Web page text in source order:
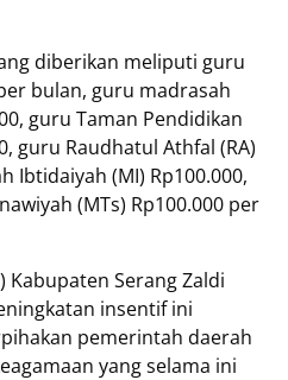
diberikan meliputi guru
bulan, guru madrasah
guru Taman Pendidikan
guru Raudhatul Athfal (RA)
Ibtidaiyah (MI) Rp100.000,
(MTs) Rp100.000 per
Kabupaten Serang Zaldi
insentif ini
pemerintah daerah
yang selama ini